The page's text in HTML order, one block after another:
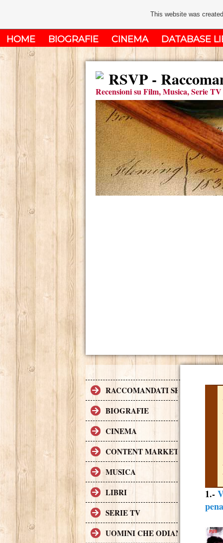
HOME BIOGRAFIE CINEMA DATABASE
RSVP -
Recensioni su Film, Musica, Serie
RACCOMANDATI SE TI
BIOGRAFIE
CINEMA
CONTENT MARKETING.
MUSICA
LIBRI
SERIE TV
UOMINI CHE ODIANO LE
1.-
This website was